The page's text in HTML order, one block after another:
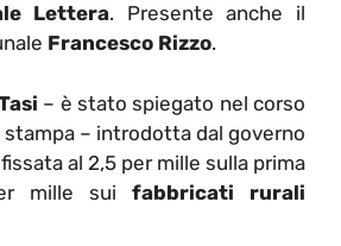
Lettera. Presente anche il
Francesco Rizzo.
– è stato spiegato nel corso
– introdotta dal governo
al 2,5 per mille sulla prima
mille sui fabbricati rurali